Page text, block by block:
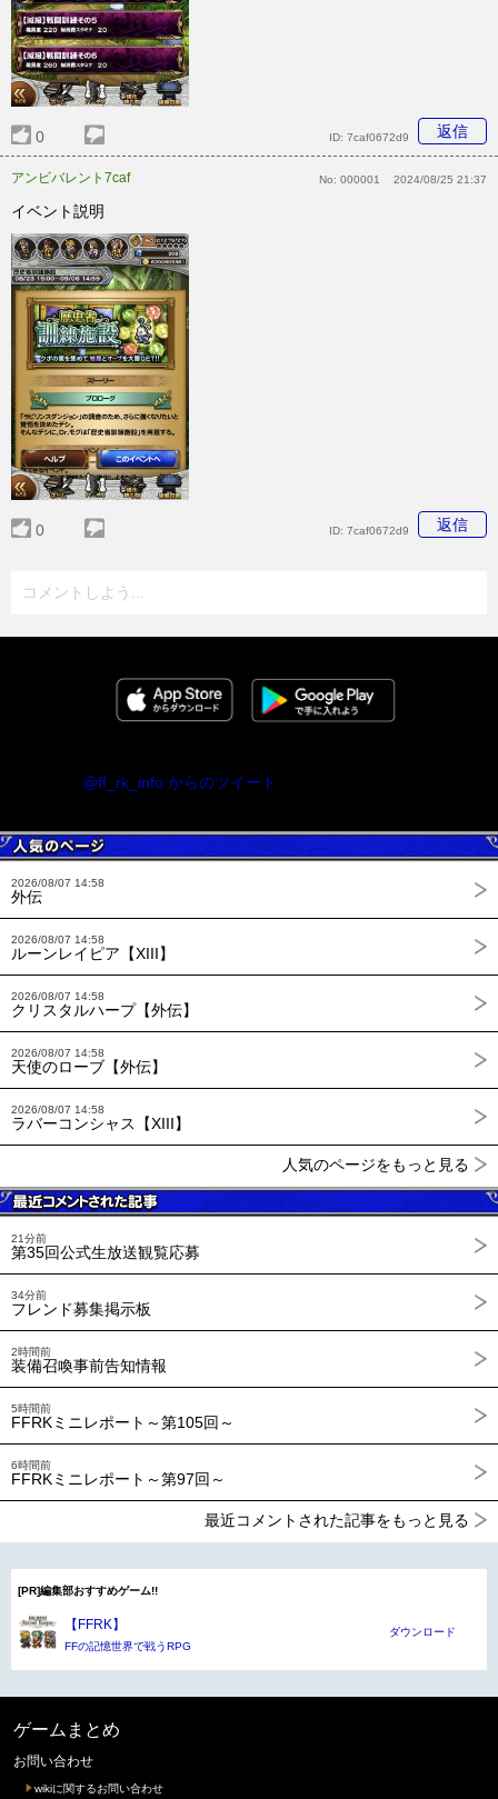
0 返信
ID: 7caf0672d9
アンビバレント7caf No: 000001 2024/08/25 21:37
イベント説明
0 返信
ID: 7caf0672d9
コメントしよう...
@ff_rk_info からのツイート
2026/08/07 14:58
外伝
2026/08/07 14:58
ルーンレイピア【XIII】
2026/08/07 14:58
クリスタルハープ【外伝】
2026/08/07 14:58
天使のローブ【外伝】
2026/08/07 14:58
ラバーコンシャス【XIII】
人気のページをもっと見る
21分前
第35回公式生放送観覧応募
34分前
フレンド募集掲示板
2時間前
装備召喚事前告知情報
5時間前
FFRKミニレポート～第105回～
6時間前
FFRKミニレポート～第97回～
最近コメントされた記事をもっと見る
[PR]編集部おすすめゲーム!!
【FFRK】
FFの記憶世界で戦うRPG
ダウンロード
ゲームまとめ
お問い合わせ
wikiに関するお問い合わせ